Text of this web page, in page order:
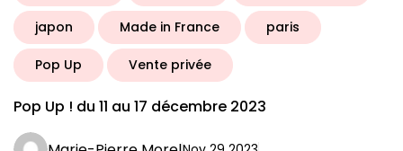
japon Made in France paris
Pop Up Vente privée
Pop Up ! du 11 au 17 décembre 2023